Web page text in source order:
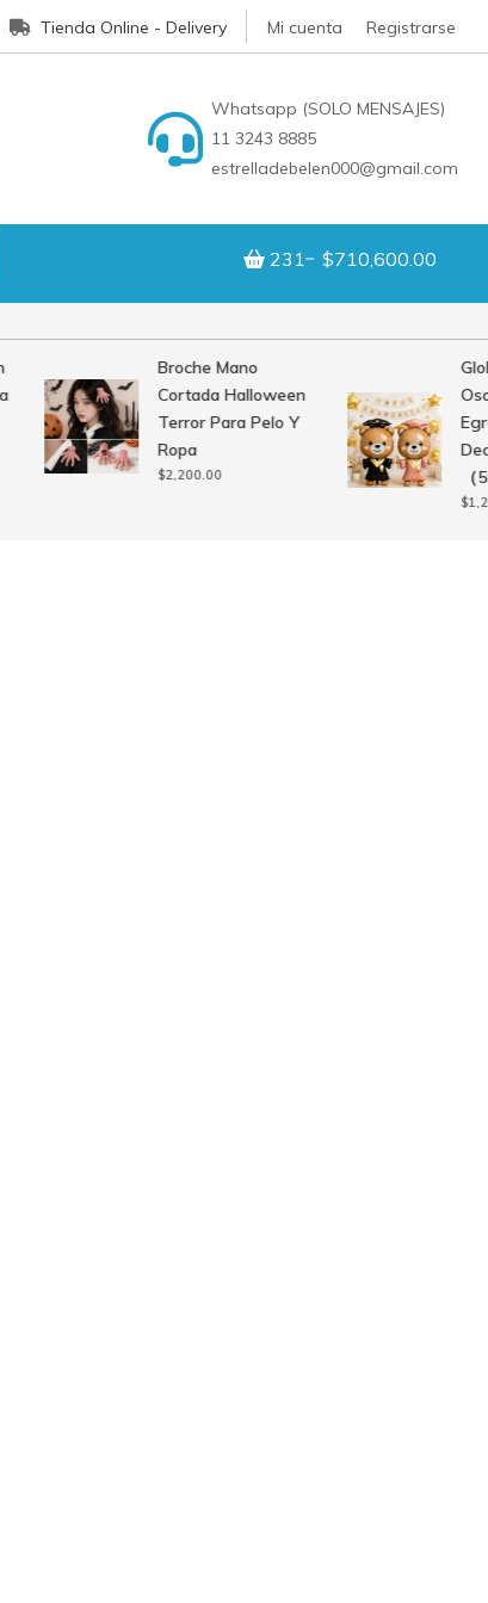
Tienda Online - Delivery Mi cuenta Registrarse
Whatsapp (SOLO MENSAJES)
11 3243 8885
estrelladebelen000@gmail.com
231 $710,600.00
Broche Mano
Cortada Halloween
Terror Para Pelo Y
Ropa
2,200.00
（